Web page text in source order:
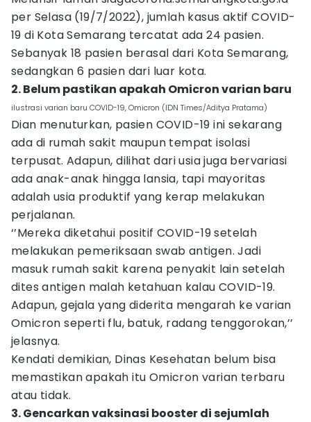
per Selasa (19/7/2022), jumlah kasus aktif COVID-
19 di Kota Semarang tercatat ada 24 pasien.
Sebanyak 18 pasien berasal dari Kota Semarang,
sedangkan 6 pasien dari luar kota.
2. Belum pastikan apakah Omicron varian baru
ilustrasi varian baru COVID-19, Omicron (IDN Times/Aditya Pratama)
Dian menuturkan, pasien COVID-19 ini sekarang
ada di rumah sakit maupun tempat isolasi
terpusat. Adapun, dilihat dari usia juga bervariasi
ada anak-anak hingga lansia, tapi mayoritas
adalah usia produktif yang kerap melakukan
perjalanan.
‘’Mereka diketahui positif COVID-19 setelah
melakukan pemeriksaan swab antigen. Jadi
masuk rumah sakit karena penyakit lain setelah
dites antigen malah ketahuan kalau COVID-19.
Adapun, gejala yang diderita mengarah ke varian
Omicron seperti flu, batuk, radang tenggorokan,’’
jelasnya.
Kendati demikian, Dinas Kesehatan belum bisa
memastikan apakah itu Omicron varian terbaru
atau tidak.
3. Gencarkan vaksinasi booster di sejumlah